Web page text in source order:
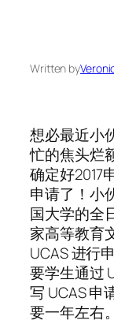
Written by
想必最近小
忙的焦头烂
确定好2017
申请了！小
国大学的全
家高等教育
UCAS 进行
要学生通过
写 UCAS 申
要一年左右。